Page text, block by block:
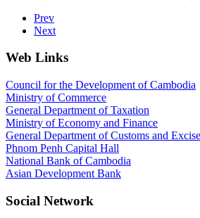
Prev
Next
Web Links
Council for the Development of Cambodia
Ministry of Commerce
General Department of Taxation
Ministry of Economy and Finance
General Department of Customs and
Phnom Penh Capital Hall
National Bank of Cambodia
Asian Development Bank
Social Network